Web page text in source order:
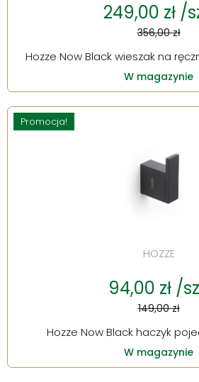
249,00 zł /
356,00 zł
Hozze Now Black wieszak na
W magazynie
Promocja!
HOZZE
94,00 zł /
149,00 zł
Hozze Now Black haczyk
W magazynie